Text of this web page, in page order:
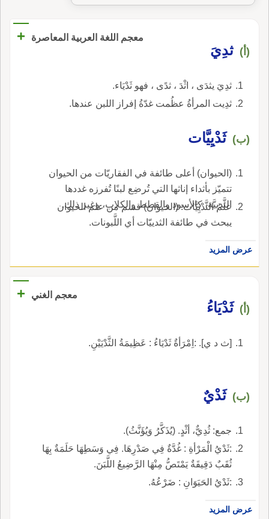
معجم اللغة العربية المعاصرة +
(أ) ثدِيَ
ثدِيَ يثدَى ، اثْدَ ، ثدًى ، فهو ثَدْيَاء.
ثدِيت المرأةُ عظُمت غدّةُ إفراز اللبن عندها.
(ب) ثَدْيِيَّات
(الحيوان) أعلى طائفة في الفقاريّات من الحيوان
تتميّز بأثداء إناثها التي تُرضِع لبنًا تُفرزه غددها
الثَّدييَّة، كالأسود والقطط والكلاب، وغير ذلك.
علمُ الثَّدْيِيَّات: (الحيوان) قسم من علم الحيوان
يبحث في طائفة الثدييّات أي اللَّبونات.
عرض المزيد
معجم الغني +
(أ) ثَدْيَاءُ
[ث د ي]. :اِمْرَأةٌ ثَدْيَاءُ : عَظِيمَةُ الثَّدْيَيْنِ.
(ب) ثَدْيٌ
جمع: ثُدِيٌّ، أثْدٍ. (يُذَكَّرُ وَيُؤَنَّثُ).
:ثَدْيُ الْمَرْأةِ : غُدَّةٌ فِي صَدْرِهَا. فِي وَسَطِهَا حَلَمَةٌ بِهَا
ثُقَبٌ دَقِيقَةٌ يَمْتَصُّ مِنْهَا الرَّضِيعُ اللَّبَنَ.
:ثَدْيُ الحَيَوَانِ : ضَرْعُهُ.
عرض المزيد